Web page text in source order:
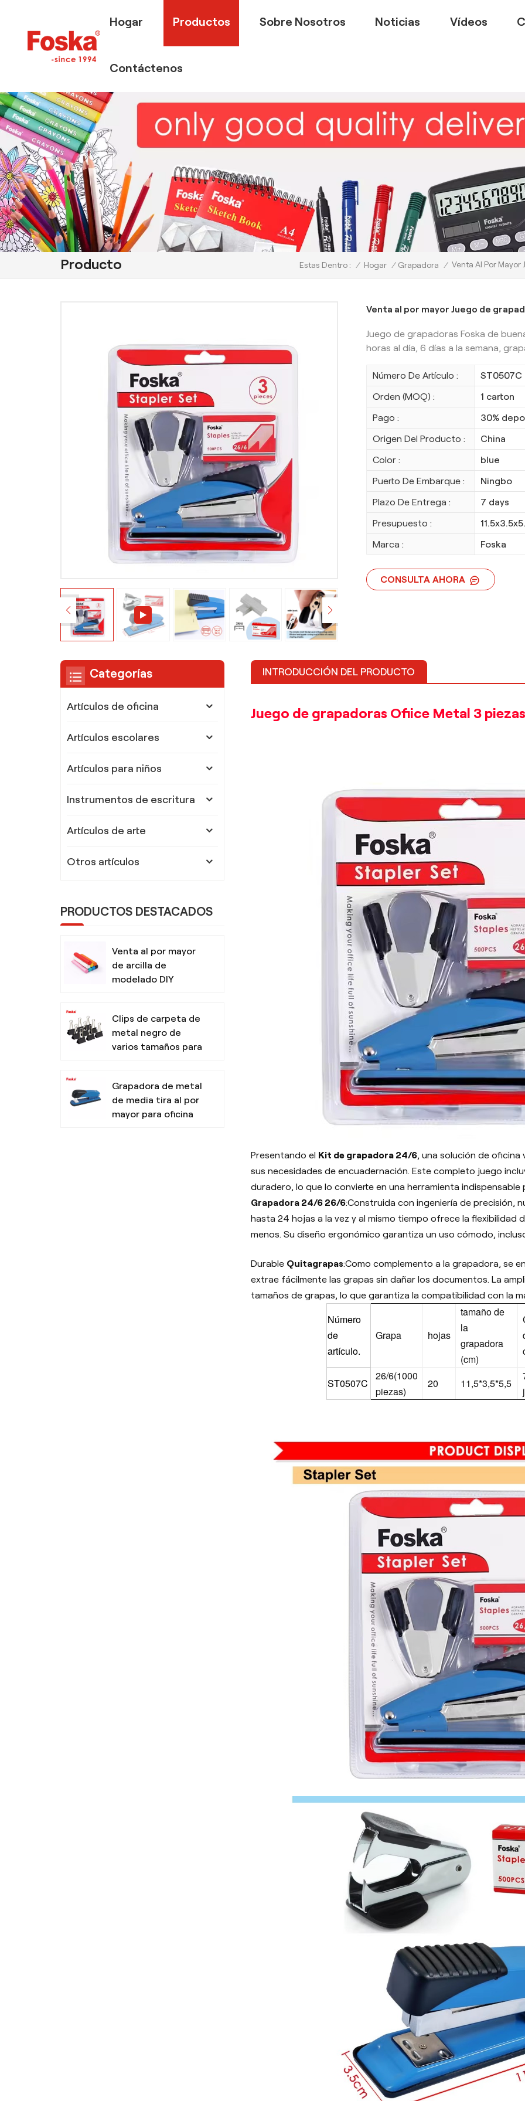
Hogar Productos Sobre Nosotros Noticias Vídeos
Contáctenos
Producto Estas Dentro : / Hogar / Grapadora / Venta Al Por Mayor
Venta al por mayor Juego de
Juego de grapadoras Foska de
horas al día, 6 días a la semana,
Número De Artículo : ST0507C
Orden (MOQ) : 1 carton
Pago : 30%
Origen Del Producto : China
Color : blue
Puerto De Embarque : Ningbo
Plazo De Entrega : 7 days
Presupuesto :
Marca : Foska
CONSULTA AHORA
INTRODUCCIÓN DEL PRODUCTO
Juego de grapadoras Ofiice Metal 3 piezas
Presentando el Kit de grapadora 24/6, una solución de
sus necesidades de encuadernación. Este completo juego
duradero, lo que lo convierte en una herramienta
Grapadora 24/6 26/6:Construida con ingeniería de precisión,
hasta 24 hojas a la vez y al mismo tiempo ofrece la flexibilidad
menos. Su diseño ergonómico garantiza un uso cómodo,
Durable Quitagrapas:Como complemento a la grapadora, se
extrae fácilmente las grapas sin dañar los documentos. La
tamaños de grapas, lo que garantiza la compatibilidad con la
Número
de
artículo.
Grapa hojas
tamaño de
la
grapadora
(cm)
ST0507C
26/6(1000
piezas)
20 11,5*3,5*5,5
Categorías
Artículos de oficina
Artículos escolares
Artículos para niños
Instrumentos de escritura
Artículos de arte
Otros artículos
PRODUCTOS DESTACADOS
Venta al por mayor
de arcilla de
modelado DIY
herramientas
Clips de carpeta de
metal negro de
varios tamaños para
Grapadora de metal
de media tira al por
mayor para oficina